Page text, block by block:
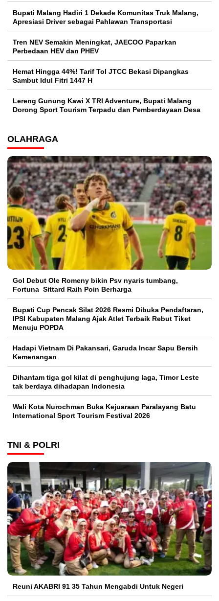
Bupati Malang Hadiri 1 Dekade Komunitas Truk Malang,
Apresiasi Driver sebagai Pahlawan Transportasi
Tren NEV Semakin Meningkat, JAECOO Paparkan
Perbedaan HEV dan PHEV
Hemat Hingga 44%! Tarif Tol JTCC Bekasi Dipangkas
Sambut Idul Fitri 1447 H
Lereng Gunung Kawi X TRI Adventure, Bupati Malang
Dorong Sport Tourism Terpadu dan Pemberdayaan Desa
OLAHRAGA
Gol Debut Ole Romeny bikin Psv nyaris tumbang,
Fortuna Sittard Raih Poin Berharga
Bupati Cup Pencak Silat 2026 Resmi Dibuka Pendaftaran,
IPSI Kabupaten Malang Ajak Atlet Terbaik Rebut Tiket
Menuju POPDA
Hadapi Vietnam Di Pakansari, Garuda Incar Sapu Bersih
Kemenangan
Dihantam tiga gol kilat di penghujung laga, Timor Leste
tak berdaya dihadapan Indonesia
Wali Kota Nurochman Buka Kejuaraan Paralayang Batu
International Sport Tourism Festival 2026
TNI & POLRI
Reuni AKABRI 91 35 Tahun Mengabdi Untuk Negeri